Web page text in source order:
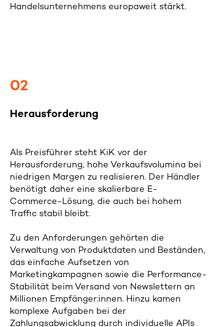
Handelsunternehmens europaweit stärkt.
02
Herausforderung
Al s Preisführer steht KiK vor der
Herausforderung, hohe Verkaufsvolumina bei
niedrigen Margen zu realisieren. Der Händler
benötigt daher eine skalierbare E-
Commerce-Lösung, die auch bei hohem
Traffic stabil bleibt.
Zu den Anforderungen gehörten die
Verwaltung von Produktdaten und Beständen,
das einfache Aufsetzen von
Marketingkampagnen sowie die Performance-
Stabilität beim Versand von Newslettern an
Millionen Empfänger:innen. Hinzu kamen
komplexe Aufgaben bei der
Zahlungsabwicklung durch individuelle APIs